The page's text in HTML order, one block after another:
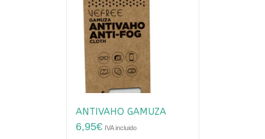
ANTIVAHO GAMUZA
6,95€ IVA incluido